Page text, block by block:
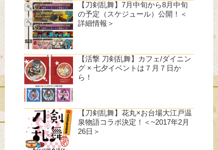
【刀剣乱舞】7月中旬から8月中旬
の予定（スケジュール）公開！＜
詳細情報＞
【活撃 刀剣乱舞】カフェ/ダイニン
グ × 七夕イベントは７月７日か
ら！
【刀剣乱舞】花丸×お台場大江戸温
泉物語コラボ決定！＜~2017年2月
26日＞